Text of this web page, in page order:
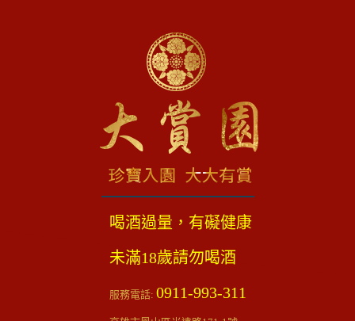
喝酒過量，有礙健康
未滿18歲請勿喝酒
服務電話: 0911-993-311